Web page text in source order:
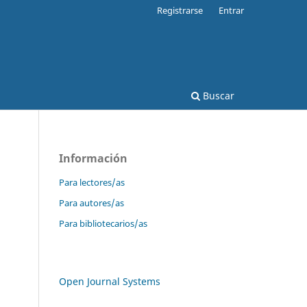
Buscar
Registrarse Entrar
Información
Para lectores/as
Para autores/as
Para bibliotecarios/as
Open Journal Systems